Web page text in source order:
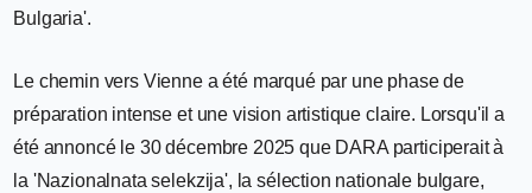
Bulgaria'.
Le chemin vers Vienne a été marqué par une phase de
préparation intense et une vision artistique claire. Lorsqu'il a
été annoncé le 30 décembre 2025 que DARA participerait à
la 'Nazionalnata selekzija', la sélection nationale bulgare,